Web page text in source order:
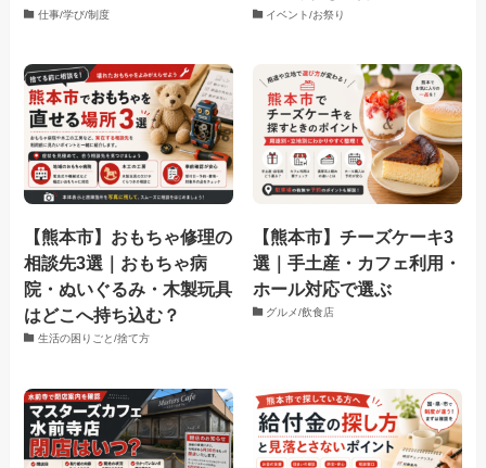
仕事/学び/制度 イベント/お祭り
【熊本市】おもちゃ修理の
相談先3選｜おもちゃ病
院・ぬいぐるみ・木製玩具
はどこへ持ち込む？
生活の困りごと/捨て方
【熊本市】チーズケーキ3
選｜手土産・カフェ利用・
ホール対応で選ぶ
グルメ/飲食店